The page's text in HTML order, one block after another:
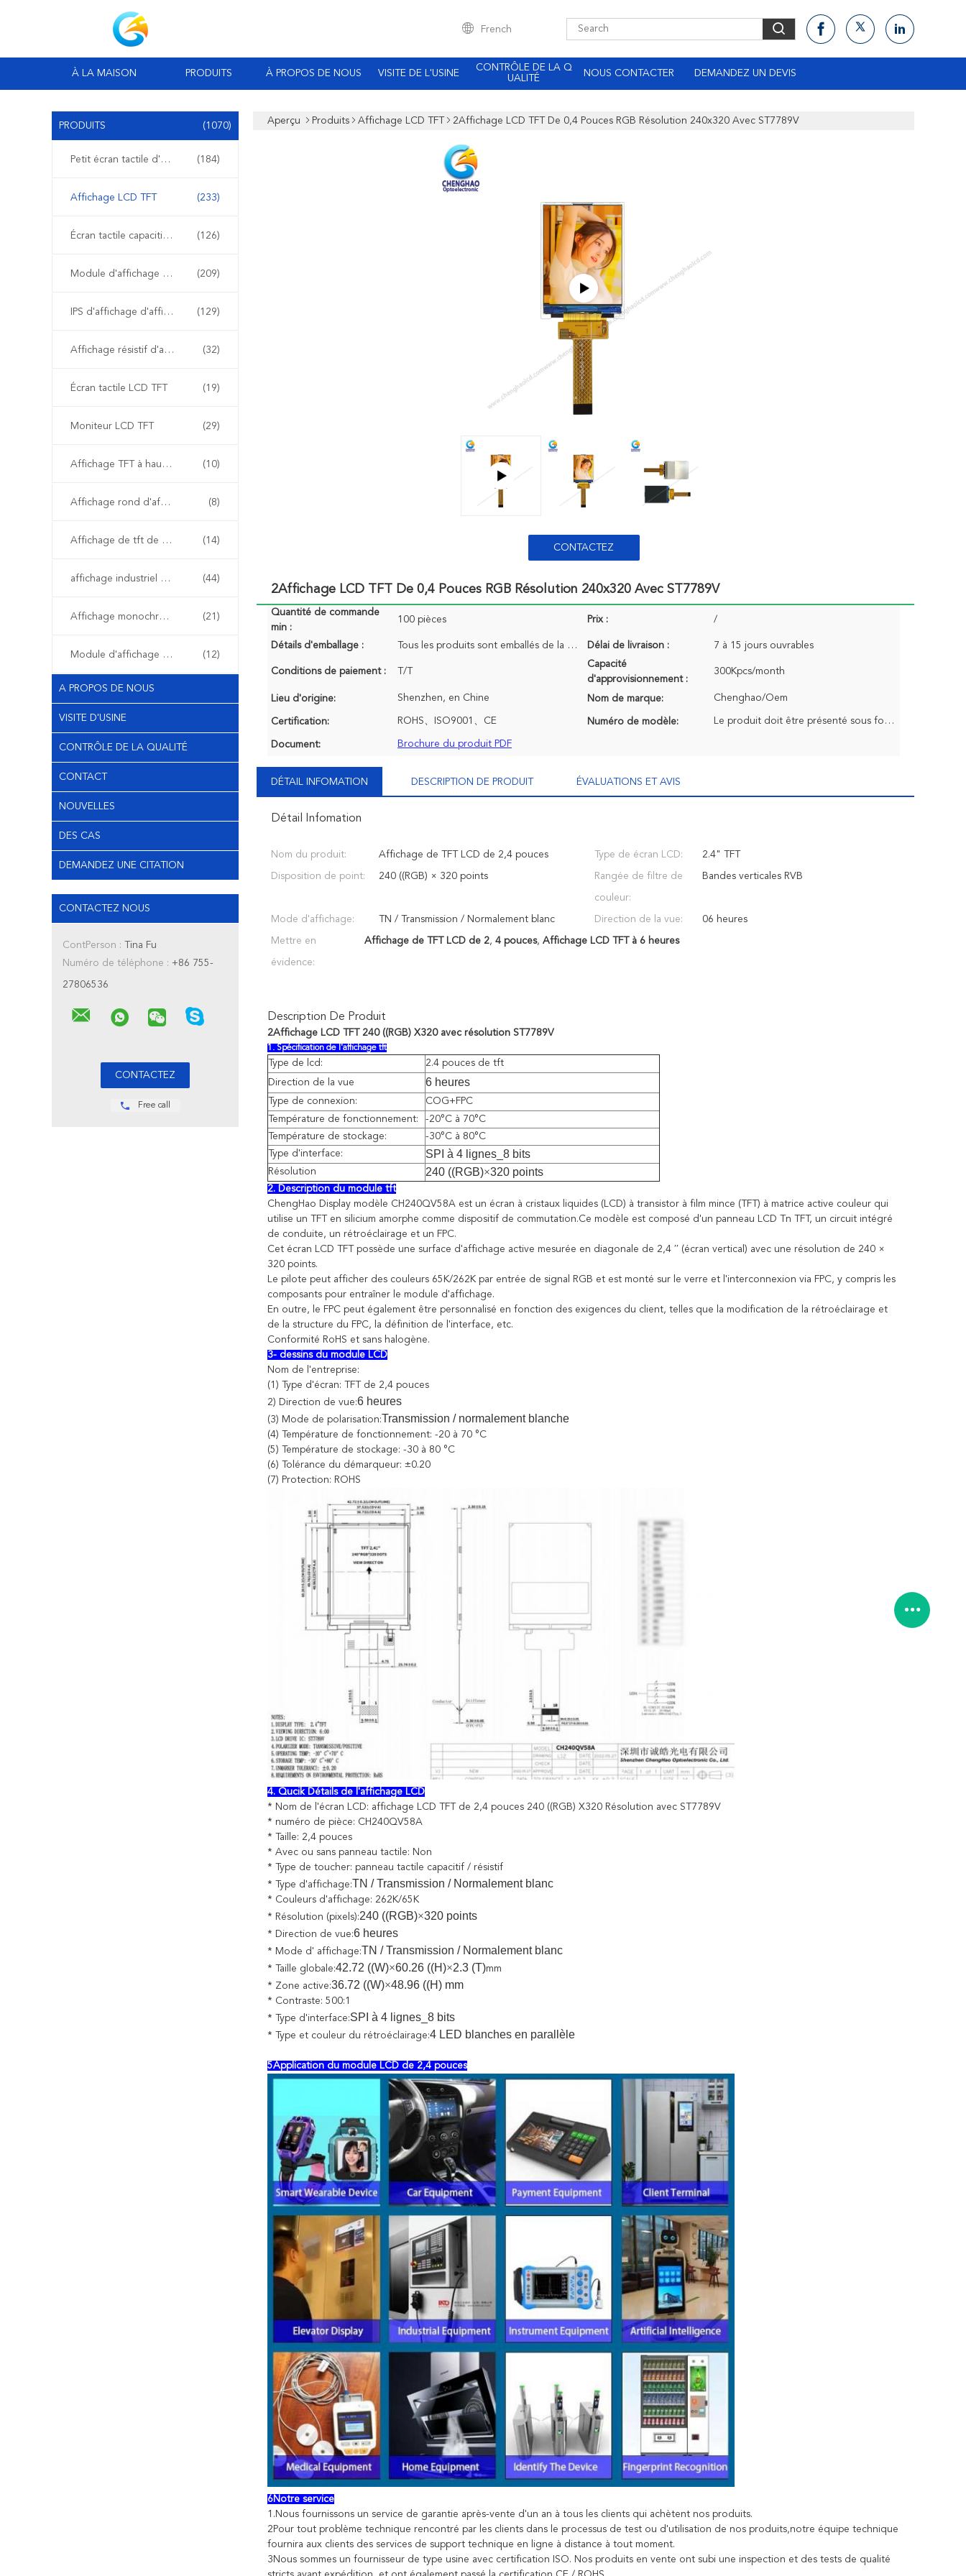
French
À LA MAISON PRODUITS À PROPOS DE NOUS VISITE DE L'USINE
CONTRÔLE DE LA Q
UALITÉ
NOUS CONTACTER DEMANDEZ UN DEVIS
PRODUITS (1070)
Petit écran tactile d'affichage à cristaux liquides (184)
Affichage LCD TFT (233)
Écran tactile capacitif de TFT LCD (126)
Module d'affichage d'affichage à cristaux liquides (209)
IPS d'affichage d'affichage à cristaux liquides (129)
Affichage résistif d'affichage à cristaux liquides (32)
Écran tactile LCD TFT (19)
Moniteur LCD TFT (29)
Affichage TFT à haute luminosité (10)
Affichage rond d'affichage à cristaux liquides (8)
Affichage de tft de HD (14)
affichage industriel d'affichage à cristaux liquides (44)
Affichage monochrome d'affichage à cristaux liquides (21)
Module d'affichage d'OLED (12)
A PROPOS DE NOUS
VISITE D'USINE
CONTRÔLE DE LA QUALITÉ
CONTACT
NOUVELLES
DES CAS
DEMANDEZ UNE CITATION
CONTACTEZ NOUS
ContPerson : Tina Fu
Numéro de téléphone : +86 755-
27806536
Free call
Aperçu Produits Affichage LCD TFT 2Affichage LCD TFT De 0,4 Pouces RGB Résolution 240x320 Avec ST7789V
CONTACTEZ
2Affichage LCD TFT De 0,4 Pouces RGB Résolution 240x320 Avec ST7789V
Quantité de commande
min :
100 pièces Prix : /
Détails d'emballage : Tous les produits sont emballés de la bonne manière de la maintenir sûre. Pour des petites tailles Délai de livraison : 7 à 15 jours ouvrables
Conditions de paiement : T/T
Capacité
d'approvisionnement :
300Kpcs/month
Lieu d'origine: Shenzhen, en Chine Nom de marque: Chenghao/Oem
Certification: ROHS、ISO9001、CE Numéro de modèle: Le produit doit être présenté sous forme d'une couche.
Document: Brochure du produit PDF
DÉTAIL INFOMATION DESCRIPTION DE PRODUIT ÉVALUATIONS ET AVIS
Détail Infomation
Nom du produit: Affichage de TFT LCD de 2,4 pouces Type de écran LCD: 2.4" TFT
Disposition de point: 240 ((RGB) × 320 points Rangée de filtre de
couleur:
Bandes verticales RVB
Mode d'affichage: TN / Transmission / Normalement blanc Direction de la vue: 06 heures
Mettre en
évidence:
Affichage de TFT LCD de 2, 4 pouces, Affichage LCD TFT à 6 heures
Description De Produit
2Affichage LCD TFT 240 ((RGB) X320 avec résolution ST7789V
1. Spécification de l'affichage tft
Type de lcd:
2.4 pouces de tft
Direction de la vue
6 heures
Type de connexion:
COG+FPC
Température de fonctionnement:
-20°C à 70°C
Température de stockage:
-30°C à 80°C
Type d'interface:
SPI à 4 lignes_8 bits
Résolution 240 ((RGB)×320 points
2. Description du module tft
ChengHao Display modèle CH240QV58A est un écran à cristaux liquides (LCD) à transistor à film mince (TFT) à matrice active couleur qui
utilise un TFT en silicium amorphe comme dispositif de commutation.Ce modèle est composé d'un panneau LCD Tn TFT, un circuit intégré
de conduite, un rétroéclairage et un FPC.
Cet écran LCD TFT possède une surface d'affichage active mesurée en diagonale de 2,4 ′′ (écran vertical) avec une résolution de 240 ×
320 points.
Le pilote peut afficher des couleurs 65K/262K par entrée de signal RGB et est monté sur le verre et l'interconnexion via FPC, y compris les
composants pour entraîner le module d'affichage.
En outre, le FPC peut également être personnalisé en fonction des exigences du client, telles que la modification de la rétroéclairage et
de la structure du FPC, la définition de l'interface, etc.
Conformité RoHS et sans halogène.
3- dessins du module LCD
Nom de l'entreprise:
(1) Type d'écran: TFT de 2,4 pouces
2) Direction de vue:6 heures
(3) Mode de polarisation:Transmission / normalement blanche
(4) Température de fonctionnement: -20 à 70 °C
(5) Température de stockage: -30 à 80 °C
(6) Tolérance du démarqueur: ±0.20
(7) Protection: ROHS
4. Qucik Détails de l'affichage LCD
* Nom de l'écran LCD: affichage LCD TFT de 2,4 pouces 240 ((RGB) X320 Résolution avec ST7789V
* numéro de pièce: CH240QV58A
* Taille: 2,4 pouces
* Avec ou sans panneau tactile: Non
* Type de toucher: panneau tactile capacitif / résistif
* Type d'affichage:TN / Transmission / Normalement blanc
* Couleurs d'affichage: 262K/65K
* Résolution (pixels):240 ((RGB)×320 points
* Direction de vue:6 heures
* Mode d' affichage:TN / Transmission / Normalement blanc
* Taille globale:42.72 ((W)×60.26 ((H)×2.3 (T)mm
* Zone active:36.72 ((W)×48.96 ((H) mm
* Contraste: 500:1
* Type d'interface:SPI à 4 lignes_8 bits
* Type et couleur du rétroéclairage:4 LED blanches en parallèle
5Application du module LCD de 2,4 pouces
6Notre service
1.Nous fournissons un service de garantie après-vente d'un an à tous les clients qui achètent nos produits.
2Pour tout problème technique rencontré par les clients dans le processus de test ou d'utilisation de nos produits,notre équipe technique
fournira aux clients des services de support technique en ligne à distance à tout moment.
3Nous sommes un fournisseur de type usine avec certification ISO. Nos produits en vente ont subi une inspection et des tests de qualité